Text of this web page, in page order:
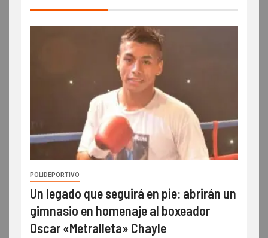
POLIDEPORTIVO
Un legado que seguirá en pie: abrirán un
gimnasio en homenaje al boxeador
Oscar «Metralleta» Chayle